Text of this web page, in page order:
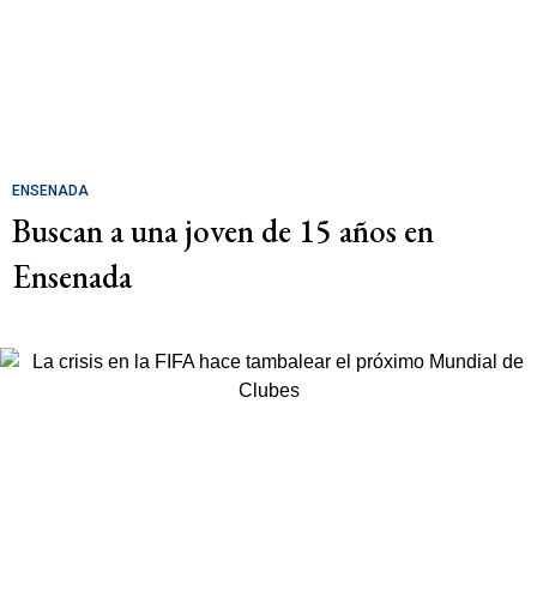
ENSENADA
Buscan a una joven de 15 años en
Ensenada